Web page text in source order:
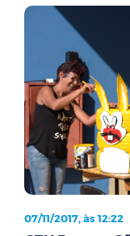
07/11/2017, às 12:22